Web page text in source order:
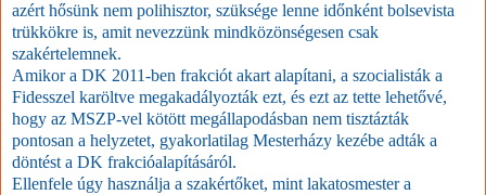
azért hősünk nem polihisztor, szüksége lenne időnként bolsevista
trükkökre is, amit nevezzünk mindközönségesen csak
szakértelemnek.
Amikor a DK 2011-ben frakciót akart alapítani, a szocialisták a
Fidesszel karöltve megakadályozták ezt, és ezt az tette lehetővé,
hogy az MSZP-vel kötött megállapodásban nem tisztázták
pontosan a helyzetet, gyakorlatilag Mesterházy kezébe adták a
döntést a DK frakcióalapításáról.
Ellenfele úgy használja a szakértőket, mint lakatosmester a